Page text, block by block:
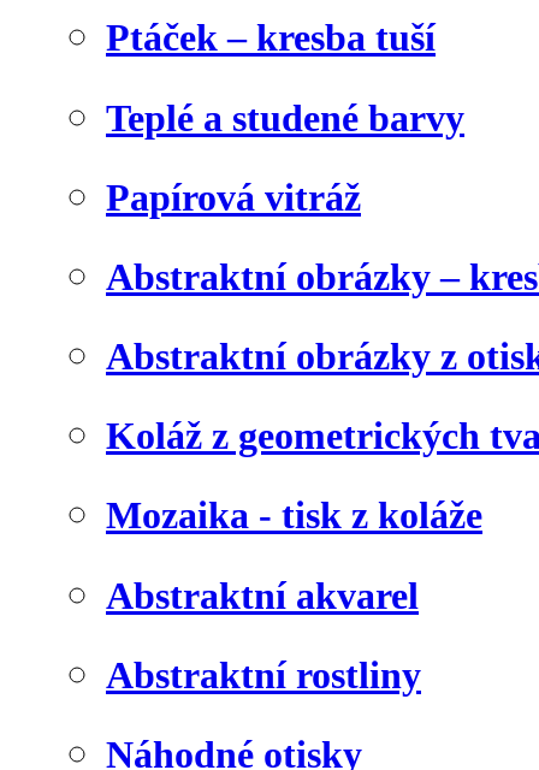
Ptáček – kresba tuší
Teplé a studené barvy
Papírová vitráž
Abstraktní obrázky –
Abstraktní obrázky z
Koláž z geometrických
Mozaika - tisk z koláže
Abstraktní akvarel
Abstraktní rostliny
Náhodné otisky